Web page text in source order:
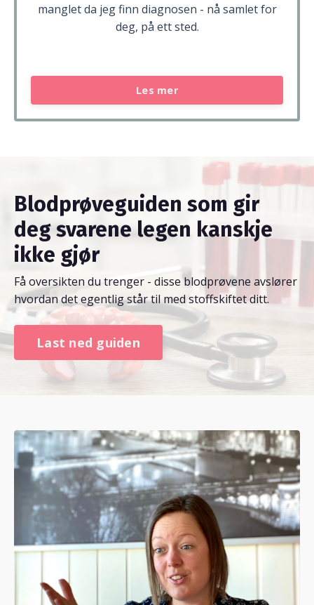
manglet da jeg finn diagnosen - nå samlet for
deg, på ett sted.
Les mer
Blodprøveguiden som gir
deg svarene legen kanskje
ikke gjør
Få oversikten du trenger - disse blodprøvene avslører
hvordan det egentlig står til med stoffskiftet ditt.
Last ned guiden